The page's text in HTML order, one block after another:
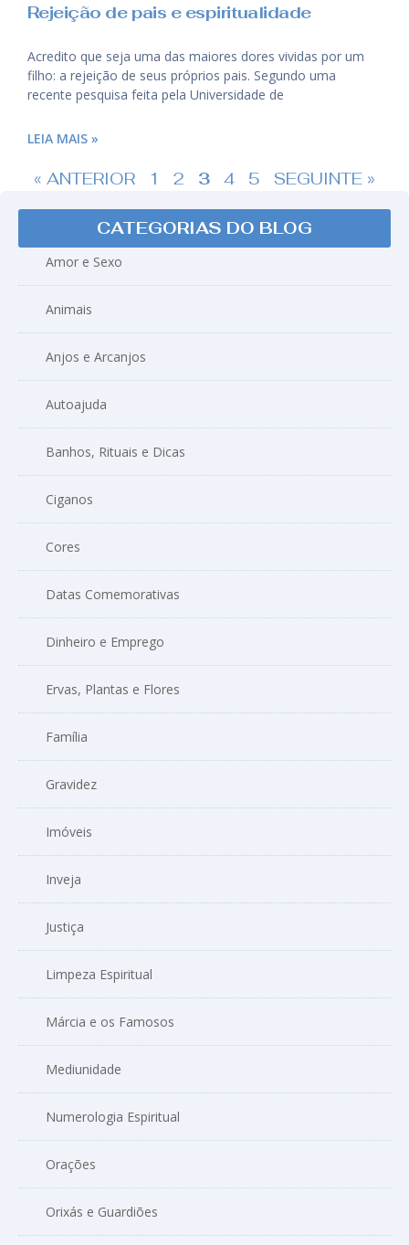
Rejeição de pais e espiritualidade
Acredito que seja uma das maiores dores vividas por um
filho: a rejeição de seus próprios pais. Segundo uma
recente pesquisa feita pela Universidade de
LEIA MAIS »
« ANTERIOR 1 2 3 4 5 SEGUINTE »
CATEGORIAS DO BLOG
Amor e Sexo
Animais
Anjos e Arcanjos
Autoajuda
Banhos, Rituais e Dicas
Ciganos
Cores
Datas Comemorativas
Dinheiro e Emprego
Ervas, Plantas e Flores
Família
Gravidez
Imóveis
Inveja
Justiça
Limpeza Espiritual
Márcia e os Famosos
Mediunidade
Numerologia Espiritual
Orações
Orixás e Guardiões